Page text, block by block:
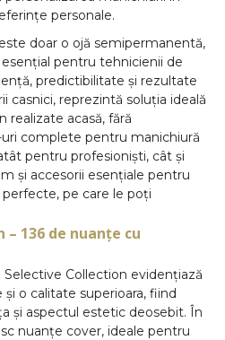
personale.
doar o ojă semipermanentă,
pentru tehnicienii de
predictibilitate și rezultate
casnici, reprezintă soluția ideală
realizate acasă, fără
complete pentru manichiură
pentru profesioniști, cât și
și accesorii esențiale pentru
pe care le poți
– 136 de nuanțe cu
Collection evidențiază
o calitate superioara, fiind
și aspectul estetic deosebit. În
nuanțe cover, ideale pentru